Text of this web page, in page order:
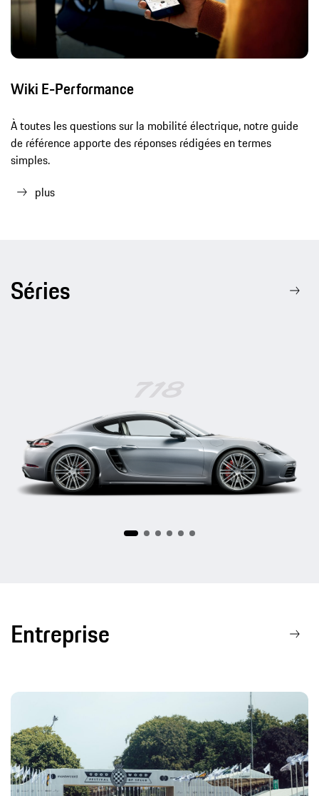
Wiki E-Performance
À toutes les questions sur la mobilité électrique, notre guide
de référence apporte des réponses rédigées en termes
simples.
plus
Séries
718
Entreprise